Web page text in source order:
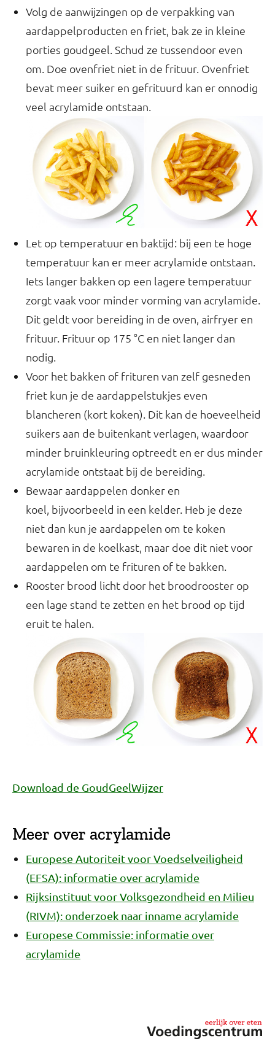
Volg de aanwijzingen op de verpakking van
aardappelproducten en friet, bak ze in kleine
porties goudgeel. Schud ze tussendoor even
om. Doe ovenfriet niet in de frituur. Ovenfriet
bevat meer suiker en gefrituurd kan er onnodig
veel acrylamide ontstaan.
Let op temperatuur en baktijd: bij een te hoge
temperatuur kan er meer acrylamide ontstaan.
Iets langer bakken op een lagere temperatuur
zorgt vaak voor minder vorming van acrylamide.
Dit geldt voor bereiding in de oven, airfryer en
frituur. Frituur op 175 °C en niet langer dan
nodig.
Voor het bakken of frituren van zelf gesneden
friet kun je de aardappelstukjes even
blancheren (kort koken). Dit kan de hoeveelheid
suikers aan de buitenkant verlagen, waardoor
minder bruinkleuring optreedt en er dus minder
acrylamide ontstaat bij de bereiding.
Bewaar aardappelen donker en
koel, bijvoorbeeld in een kelder. Heb je deze
niet dan kun je aardappelen om te koken
bewaren in de koelkast, maar doe dit niet voor
aardappelen om te frituren of te bakken.
Rooster brood licht door het broodrooster op
een lage stand te zetten en het brood op tijd
eruit te halen.
Download de GoudGeelWijzer
Meer over acrylamide
Europese Autoriteit voor Voedselveiligheid
(EFSA): informatie over acrylamide
Rijksinstituut voor Volksgezondheid en Milieu
(RIVM): onderzoek naar inname acrylamide
Europese Commissie: informatie over
acrylamide